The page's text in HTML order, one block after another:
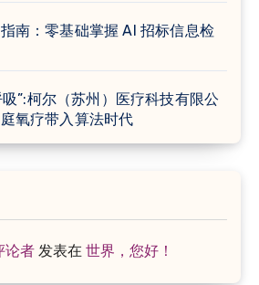
南：零基础掌握 AI 招标信息检
吸”:柯尔（苏州）医疗科技有限公
氧疗带入算法时代
论者 发表在 世界，您好！